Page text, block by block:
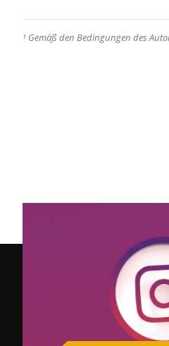
¹ Gemäß den Bedingungen des